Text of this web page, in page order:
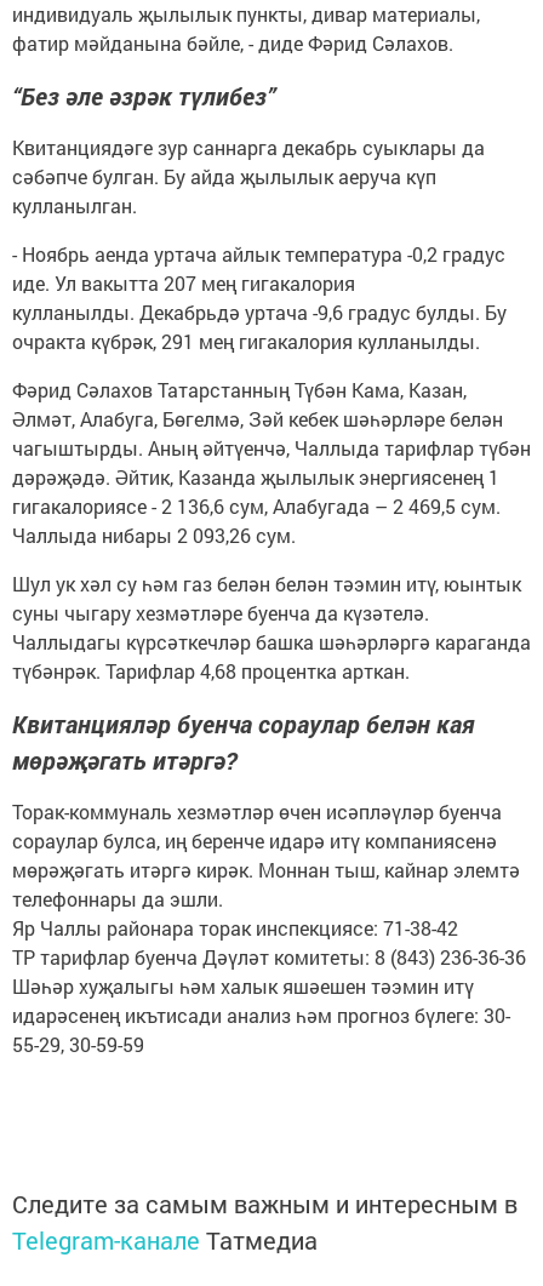
индивидуаль җылылык пункты, дивар материалы,
фатир мәйданына бәйле, - диде Фәрид Сәлахов.
“Без әле әзрәк түлибез”
Квитанциядәге зур саннарга декабрь суыклары да
сәбәпче булган. Бу айда җылылык аеруча күп
кулланылган.
- Ноябрь аенда уртача айлык температура -0,2 градус
иде. Ул вакытта 207 мең гигакалория
кулланылды. Декабрьдә уртача -9,6 градус булды. Бу
очракта күбрәк, 291 мең гигакалория кулланылды.
Фәрид Сәлахов Татарстанның Түбән Кама, Казан,
Әлмәт, Алабуга, Бөгелмә, Зәй кебек шәһәрләре белән
чагыштырды. Аның әйтүенчә, Чаллыда тарифлар түбән
дәрәҗәдә. Әйтик, Казанда җылылык энергиясенең 1
гигакалориясе - 2 136,6 сум, Алабугада – 2 469,5 сум.
Чаллыда нибары 2 093,26 сум.
Шул ук хәл су һәм газ белән белән тәэмин итү, юынтык
суны чыгару хезмәтләре буенча да күзәтелә.
Чаллыдагы күрсәткечләр башка шәһәрләргә караганда
түбәнрәк. Тарифлар 4,68 процентка арткан.
Квитанцияләр буенча сораулар белән кая
мөрәҗәгать итәргә?
Торак-коммуналь хезмәтләр өчен исәпләүләр буенча
сораулар булса, иң беренче идарә итү компаниясенә
мөрәҗәгать итәргә кирәк. Моннан тыш, кайнар элемтә
телефоннары да эшли.
Яр Чаллы районара торак инспекциясе: 71-38-42
ТР тарифлар буенча Дәүләт комитеты: 8 (843) 236-36-36
Шәһәр хуҗалыгы һәм халык яшәешен тәэмин итү
идарәсенең икътисади анализ һәм прогноз бүлеге: 30-
55-29, 30-59-59
Следите за самым важным и интересным в
Telegram-канале Татмедиа